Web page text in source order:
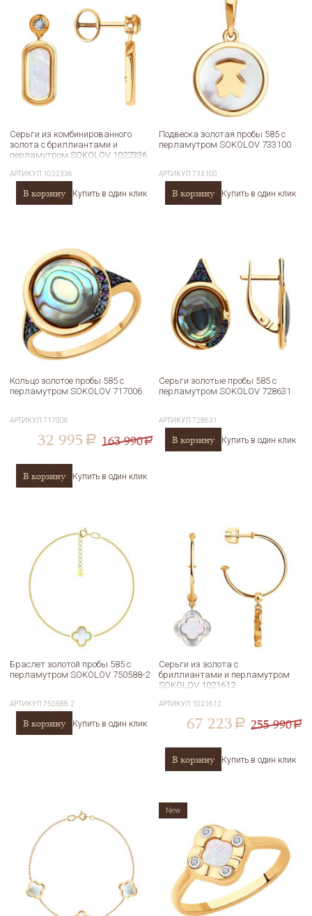
Серьги из комбинированного
золота с бриллиантами и
перламутром SOKOLOV 1022336
АРТИКУЛ 1022336
В корзину Купить в один клик
Подвеска золотая пробы 585 с
перламутром SOKOLOV 733100
АРТИКУЛ733100
В корзину Купить в один клик
Кольцо золотое пробы 585 с
перламутром SOKOLOV 717006
АРТИКУЛ717006
32 995 a 163 990a
В корзину Купить в один клик
Серьги золотые пробы 585 с
перламутром SOKOLOV 728631
АРТИКУЛ728631
В корзину Купить в один клик
Браслет золотой пробы 585 с
перламутром SOKOLOV 750588-2
АРТИКУЛ750588-2
В корзину Купить в один клик
Серьги из золота с
бриллиантами и перламутром
SOKOLOV 1021612
АРТИКУЛ 1021612
67 223 a 255 990a
В корзину Купить в один клик
New